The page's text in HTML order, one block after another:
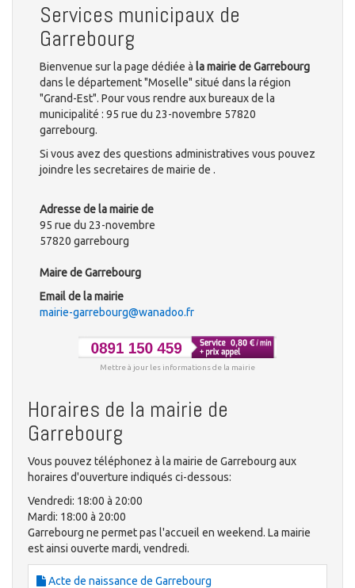
Services municipaux de
Garrebourg
Bienvenue sur la page dédiée à la mairie de Garrebourg
dans le département "Moselle" situé dans la région
"Grand-Est". Pour vous rendre aux bureaux de la
municipalité : 95 rue du 23-novembre 57820
garrebourg.
Si vous avez des questions administratives vous pouvez
joindre les secretaires de mairie de .
Adresse de la mairie de
95 rue du 23-novembre
57820 garrebourg
Maire de Garrebourg
Email de la mairie
mairie-garrebourg@wanadoo.fr
Mettre à jour les informations de la mairie
Horaires de la mairie de
Garrebourg
Vous pouvez téléphonez à la mairie de Garrebourg aux
horaires d'ouverture indiqués ci-dessous:
Vendredi: 18:00 à 20:00
Mardi: 18:00 à 20:00
Garrebourg ne permet pas l'accueil en weekend. La mairie
est ainsi ouverte mardi, vendredi.
Acte de naissance de Garrebourg